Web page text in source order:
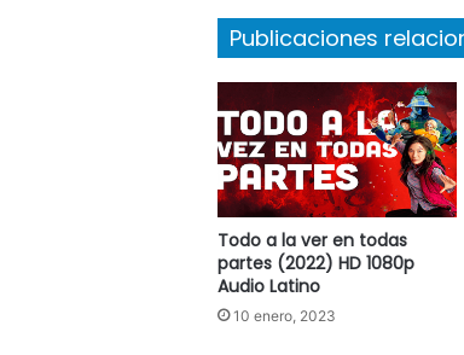
Publicaciones
Todo a la ver en todas
partes (2022) HD 1080p
Audio Latino
10 enero, 2023